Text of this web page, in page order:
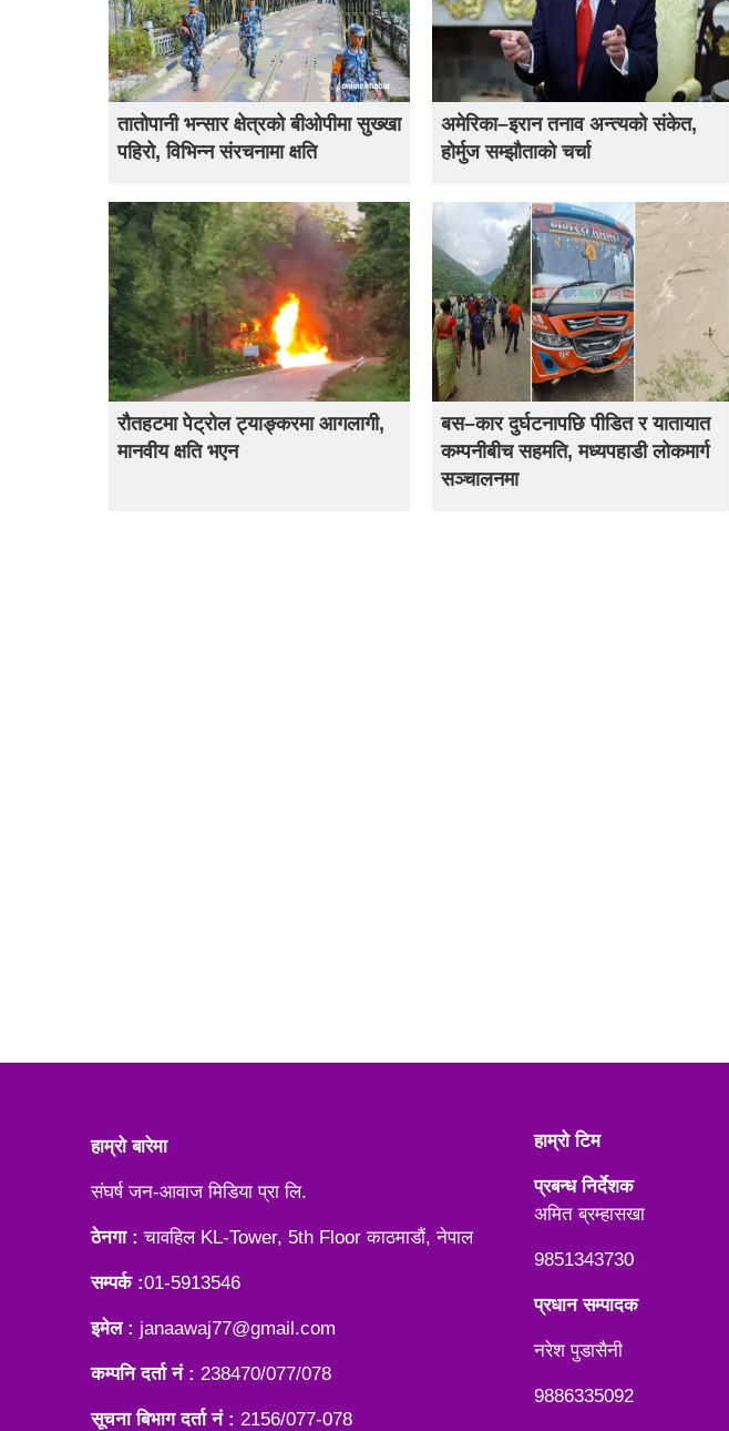
तातोपानी भन्सार क्षेत्रको बीओपीमा सुख्खा
पहिरो, विभिन्न संरचनामा क्षति
अमेरिका–इरान तनाव अन्त्यको संकेत,
होर्मुज सम्झौताको चर्चा
रौतहटमा पेट्रोल ट्याङ्करमा आगलागी,
मानवीय क्षति भएन
बस–कार दुर्घटनापछि पीडित र यातायात
कम्पनीबीच सहमति, मध्यपहाडी लोकमार्ग
सञ्चालनमा
हाम्रो बारेमा
संघर्ष जन-आवाज मिडिया प्रा लि.
ठेनगा : चावहिल KL-Tower, 5th Floor काठमाडौं, नेपाल
सम्पर्क :01-5913546
इमेल : janaawaj77@gmail.com
कम्पनि दर्ता नं : 238470/077/078
सूचना बिभाग दर्ता नं : 2156/077-078
हाम्रो टिम
प्रबन्ध निर्देशक
अमित ब्रम्हासखा
9851343730
प्रधान सम्पादक
नरेश पुडासैनी
9886335092